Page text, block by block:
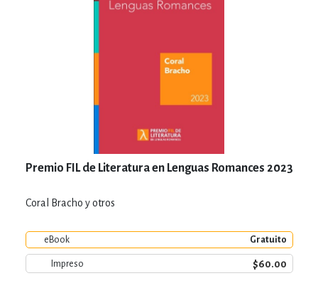
Premio FIL de Literatura en Lenguas Romances 2023
Coral Bracho y otros
eBook Gratuito
Impreso $60.00